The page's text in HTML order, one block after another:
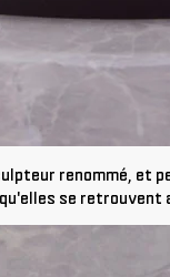
renommé,
se retrouvent